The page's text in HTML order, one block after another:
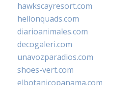
hawkscayresort.com
hellonquads.com
diarioanimales.com
decogaleri.com
unavozparadios.com
shoes-vert.com
elbotanicopanama.com